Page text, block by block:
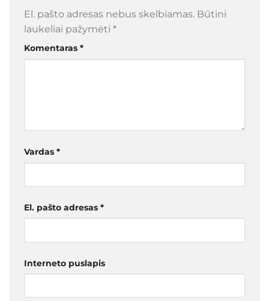
El. pašto adresas nebus skelbiamas. Būtini
laukeliai pažymėti *
Komentaras *
Vardas *
El. pašto adresas *
Interneto puslapis